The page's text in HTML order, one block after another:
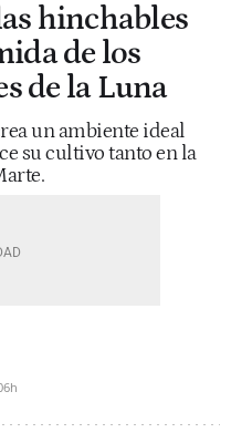
hinchables
de los
de la Luna
un ambiente ideal
su cultivo tanto en la